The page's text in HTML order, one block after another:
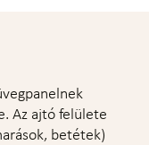
Az ajtó felülete
betétek)